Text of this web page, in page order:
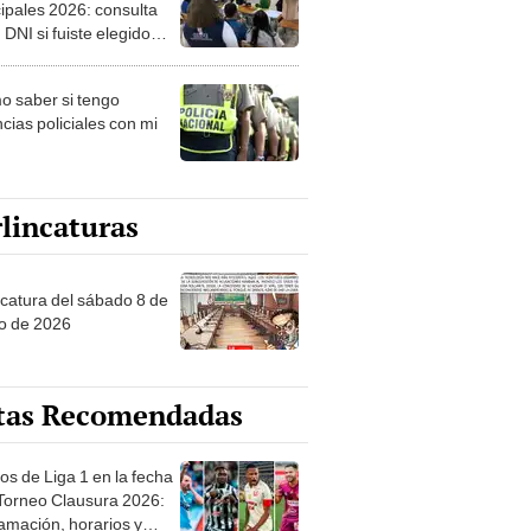
2026: consulta
DNI si fuiste elegido
saber si tengo
policiales con mi
del sábado 8 de
de 2026
Recomendadas
de Liga 1 en la fecha
Clausura 2026:
horarios y